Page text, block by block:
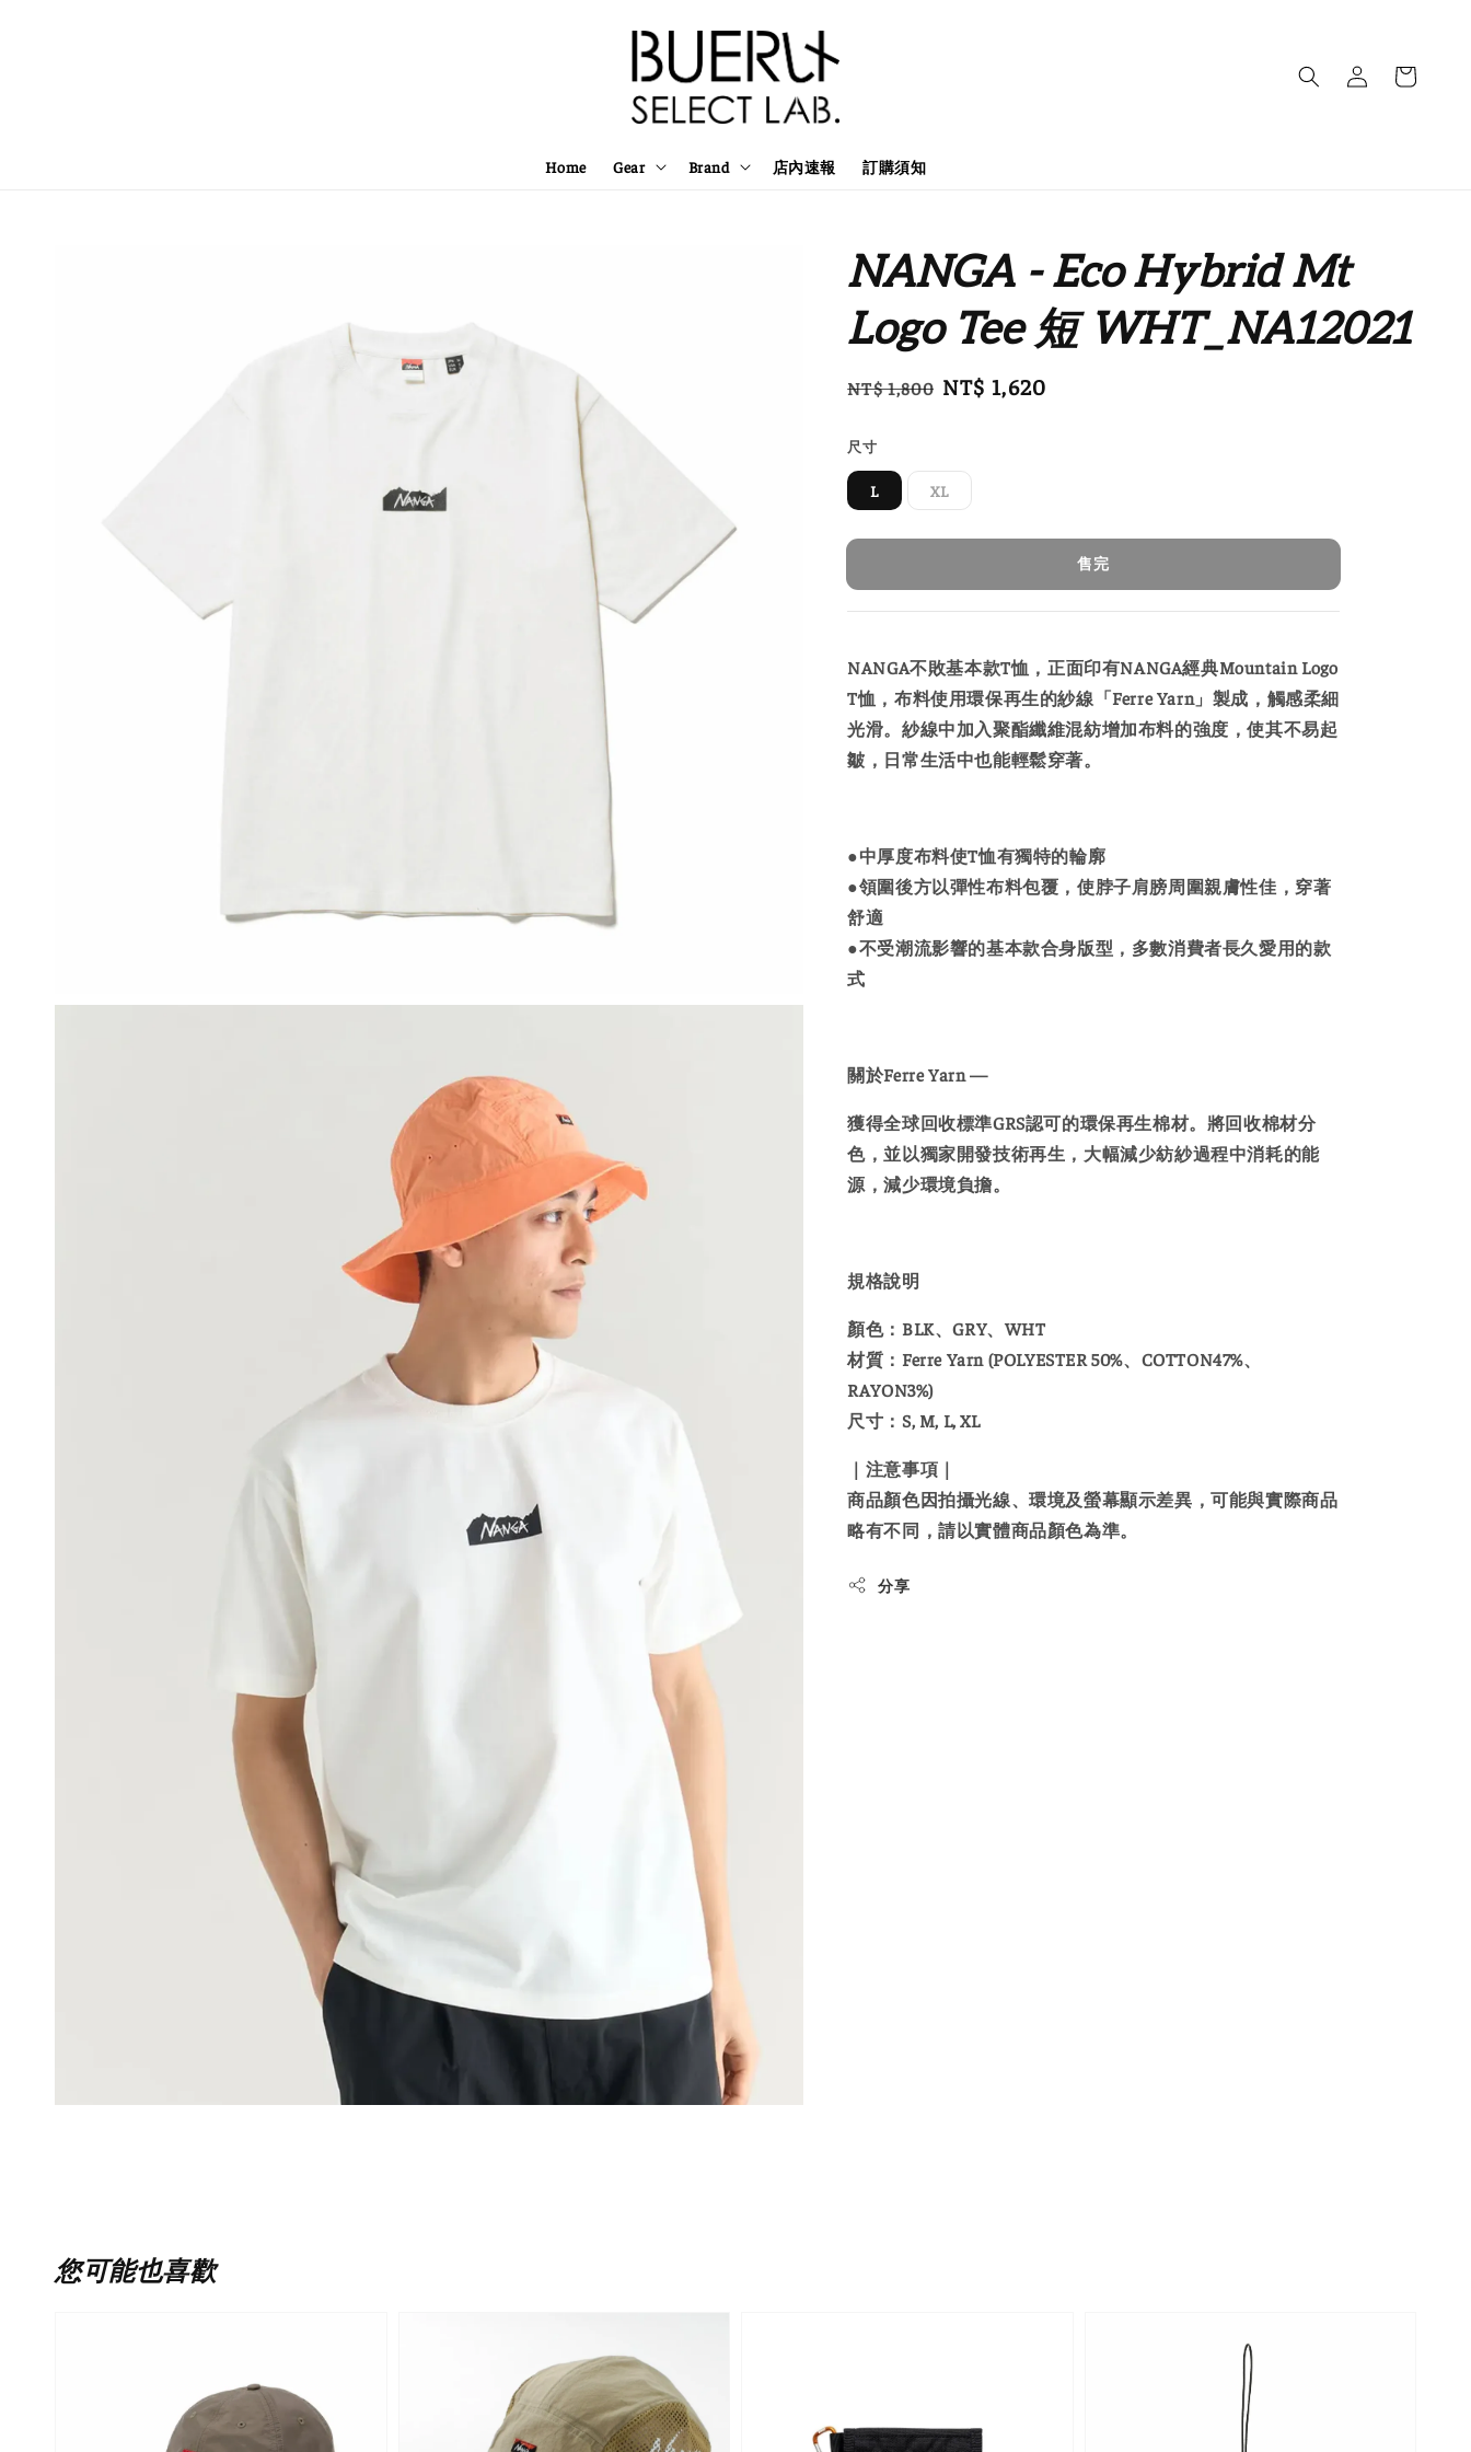
Home Gear Brand 店內速報 訂購須知
NANGA - Eco Hybrid Mt
Logo Tee 短 WHT_NA12021
Regular
NT$ 1,800 Sale
NT$ 1,620
尺寸
L XL
售完
NANGA不敗基本款T恤，正面印有NANGA經典Mountain Logo
T恤，布料使用環保再生的紗線「Ferre Yarn」製成，觸感柔細
光滑。紗線中加入聚酯纖維混紡增加布料的強度，使其不易起
皺，日常生活中也能輕鬆穿著。
●中厚度布料使T恤有獨特的輪廓
●領圍後方以彈性布料包覆，使脖子肩膀周圍親膚性佳，穿著
舒適
●不受潮流影響的基本款合身版型，多數消費者長久愛用的款
式
關於Ferre Yarn —
獲得全球回收標準GRS認可的環保再生棉材。將回收棉材分
色，並以獨家開發技術再生，大幅減少紡紗過程中消耗的能
源，減少環境負擔。
規格說明
顏色：BLK、GRY、WHT
材質：Ferre Yarn (POLYESTER 50%、COTTON47%、
RAYON3%)
尺寸：S, M, L, XL
｜注意事項｜
商品顏色因拍攝光線、環境及螢幕顯示差異，可能與實際商品
略有不同，請以實體商品顏色為準。
分享
您可能也喜歡